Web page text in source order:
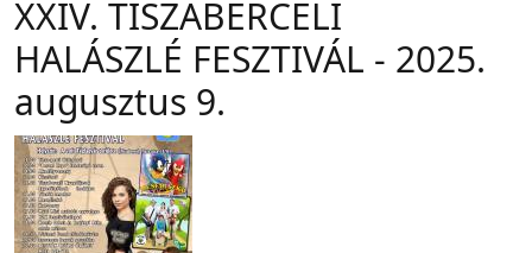
XXIV. TISZABERCELI
HALÁSZLÉ FESZTIVÁL - 2025.
augusztus 9.